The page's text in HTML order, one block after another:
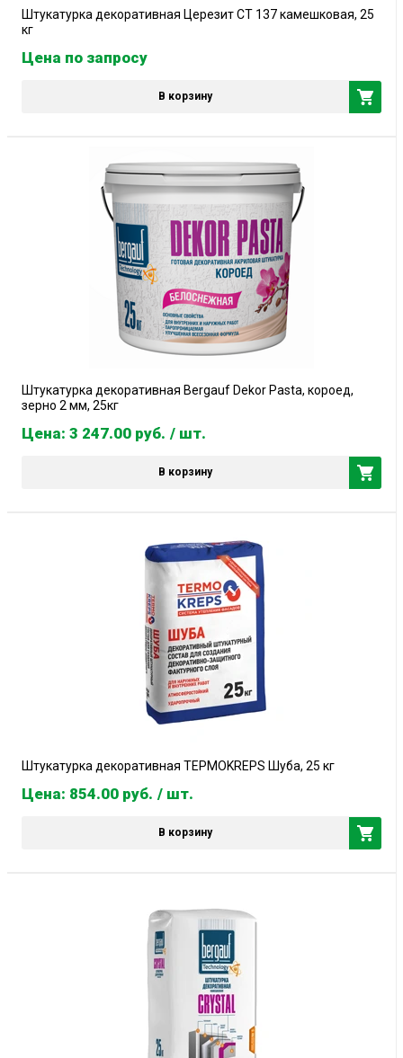
Штукатурка декоративная Церезит CT 137 камешковая, 25
кг
Цена по запросу
В корзину
Штукатурка декоративная Bergauf Dekor Pasta, короед,
зерно 2 мм, 25кг
Цена: 3 247.00 руб. / шт.
В корзину
Штукатурка декоративная ТЕРМОKREPS Шуба, 25 кг
Цена: 854.00 руб. / шт.
В корзину